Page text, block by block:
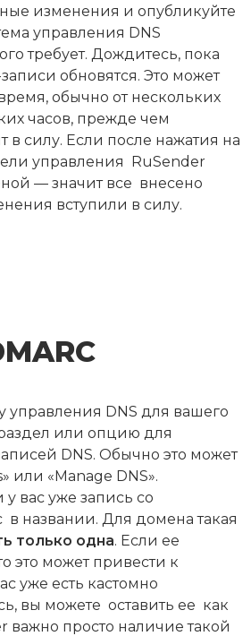
изменения и опубликуйте
управления DNS
требует. Дождитесь, пока
обновятся. Это может
обычно от нескольких
часов, прежде чем
в силу. Если после нажатия на
управления RuSender
— значит все внесено
вступили в силу.
управления DNS для вашего
или опцию для
DNS. Обычно это может
или «Manage DNS».
у вас уже запись со
названии. Для домена такая
только одна. Если ее
это может привести к
уже есть кастомно
вы можете оставить ее как
важно просто наличие такой